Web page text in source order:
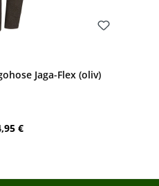
Jaga-Flex (oliv)
Preis:
€